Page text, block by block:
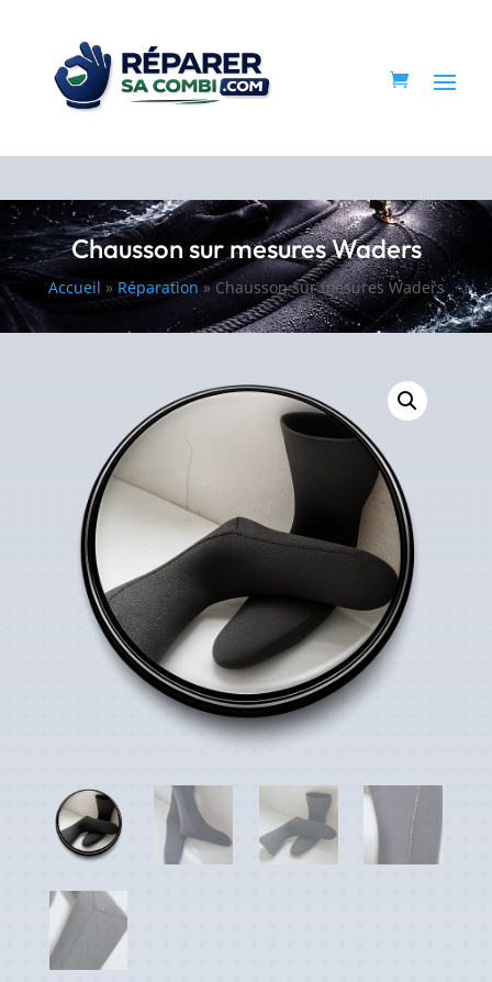
Chausson sur mesures Waders
Accueil » Réparation »Chausson sur mesures Waders